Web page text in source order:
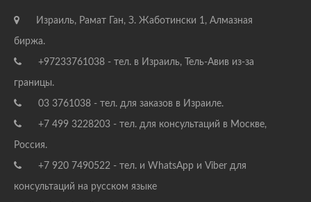
Израиль, Рамат Ган, З. Жаботински 1, Алмазная
биржа.
+97233761038 - тел. в Израиль, Тель-Авив из-за
границы.
03 3761038 - тел. для заказов в Израиле.
+7 499 3228203 - тел. для консультаций в Москве,
Россия.
+7 920 7490522 - тел. и WhatsApp и Viber для
консультаций на русском языке